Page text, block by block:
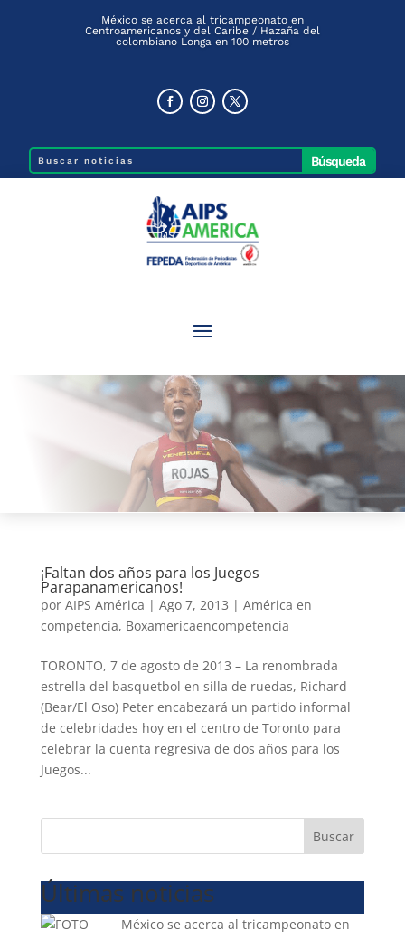
México se acerca al tricampeonato en
Centroamericanos y del Caribe / Hazaña del
colombiano Longa en 100 metros
¡Faltan dos años para los Juegos
Parapanamericanos!
por AIPS América | Ago 7, 2013 | América en
competencia, Boxamericaencompetencia
TORONTO, 7 de agosto de 2013 – La renombrada
estrella del basquetbol en silla de ruedas, Richard
(Bear/El Oso) Peter encabezará un partido informal
de celebridades hoy en el centro de Toronto para
celebrar la cuenta regresiva de dos años para los
Juegos...
Buscar
Últimas noticias
México se acerca al tricampeonato en